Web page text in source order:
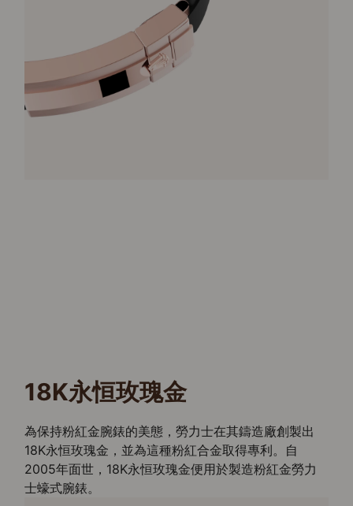
18K永恒玫瑰金
為保持粉紅金腕錶的美態，勞力士在其鑄造廠創製出
18K永恒玫瑰金，並為這種粉紅合金取得專利。自
2005年面世，18K永恒玫瑰金便用於製造粉紅金勞力
士蠔式腕錶。